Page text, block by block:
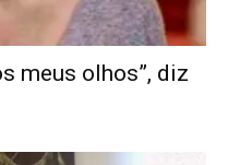
meus olhos”, diz